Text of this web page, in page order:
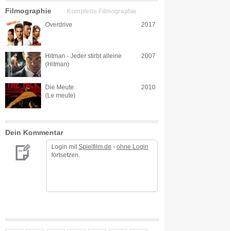
Filmographie Komplette Filmographie
Overdrive 2017
Hitman - Jeder stirbt alleine
(Hitman)
2007
Die Meute
(Le meute)
2010
Dein Kommentar
Login mit Spielfilm.de - ohne Login
fortsetzen.